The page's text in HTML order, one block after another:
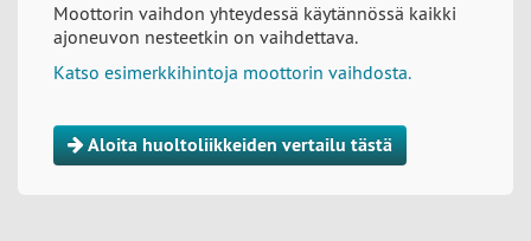
Moottorin vaihdon yhteydessä käytännössä kaikki
ajoneuvon nesteetkin on vaihdettava.
Katso esimerkkihintoja moottorin vaihdosta.
Aloita huoltoliikkeiden vertailu tästä